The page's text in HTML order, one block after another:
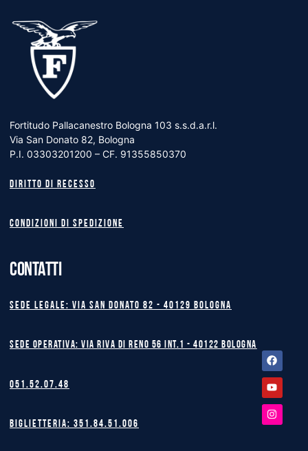
Facebook
Youtube
Instagram
Fortitudo Pallacanestro Bologna 103 s.s.d.a.r.l.
Via San Donato 82, Bologna
P.I. 03303201200 – CF. 91355850370
Diritto di recesso
Condizioni di spedizione
CONTATTI
Sede legale: Via San Donato 82 - 40129 BOLOGNA
Sede operativa: Via Riva di Reno 56 int.1 - 40122 BOLOGNA
051.52.07.48
Biglietteria: 351.84.51.006